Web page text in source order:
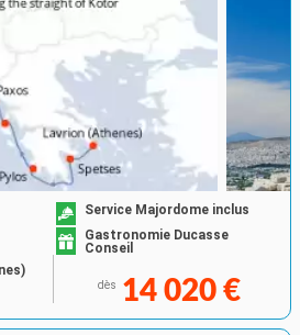
Service Majordome inclus
Gastronomie Ducasse
Conseil
dès 14 020 €